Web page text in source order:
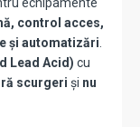
echipamente
control acces,
și automatizări.
Lead Acid) cu
scurgeri și nu